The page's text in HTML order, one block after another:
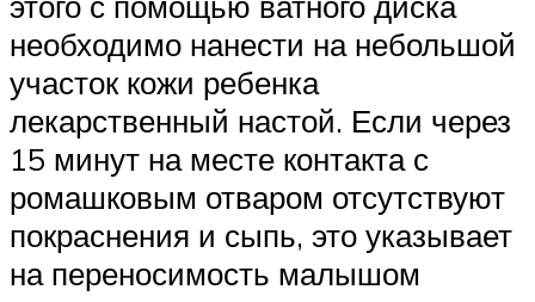
необходимо нанести на небольшой
участок кожи ребенка
лекарственный настой. Если через
15 минут на месте контакта с
ромашковым отваром отсутствуют
покраснения и сыпь, это указывает
на переносимость малышом